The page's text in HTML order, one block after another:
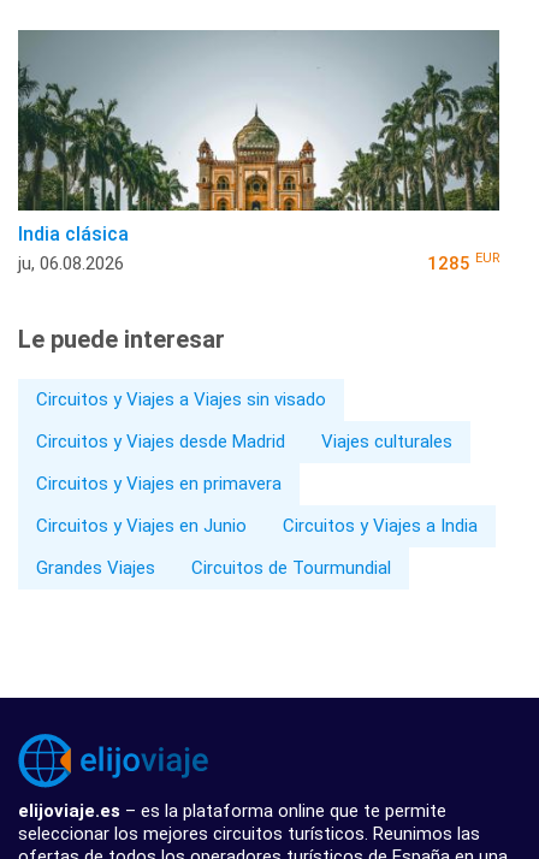
India clásica
ju, 06.08.2026 1285 EUR
Le puede interesar
Circuitos y Viajes a Viajes sin visado
Circuitos y Viajes desde Madrid
Viajes culturales
Circuitos y Viajes en primavera
Circuitos y Viajes en Junio
Circuitos y Viajes a India
Grandes Viajes
Circuitos de Tourmundial
elijoviaje.es – es la plataforma online que te permite
seleccionar los mejores circuitos turísticos. Reunimos las